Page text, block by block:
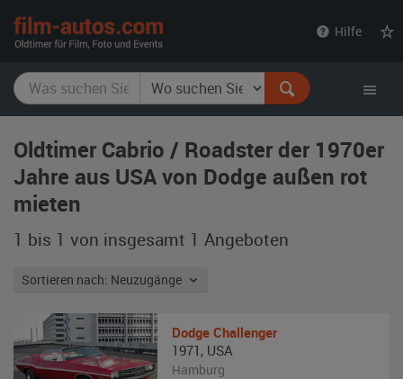
Hilfe
Oldtimer Cabrio / Roadster der 1970er
Jahre aus USA von Dodge außen rot
mieten
1 bis 1 von insgesamt 1 Angeboten
Sortieren nach: Neuzugänge
Dodge Challenger
1971 , USA
Hamburg